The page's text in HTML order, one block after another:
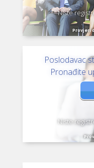
Niste
Provjeri
Poslodavac
Pronađite
Niste